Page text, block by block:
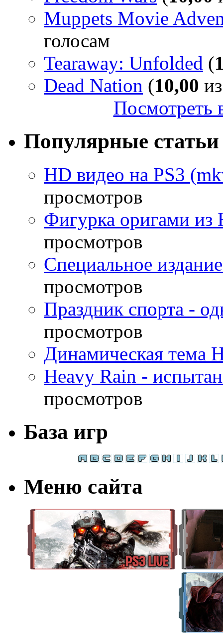
Muppets Movie
голосам
Tearaway: Unfolded (
Dead Nation (10,00
Посмотреть
Популярные статьи
HD видео на PS3
просмотров
Фигурка оригами из
просмотров
Специальное
просмотров
Праздник спорта -
просмотров
Динамическая тема
Heavy Rain -
просмотров
База игр
Меню сайта